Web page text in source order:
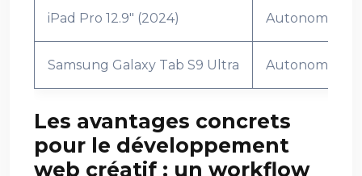
iPad Pro 12.9″ (2024) Autonome
Samsung Galaxy Tab S9 Ultra Autonome
Les avantages concrets
pour le développement
web créatif : un workflow